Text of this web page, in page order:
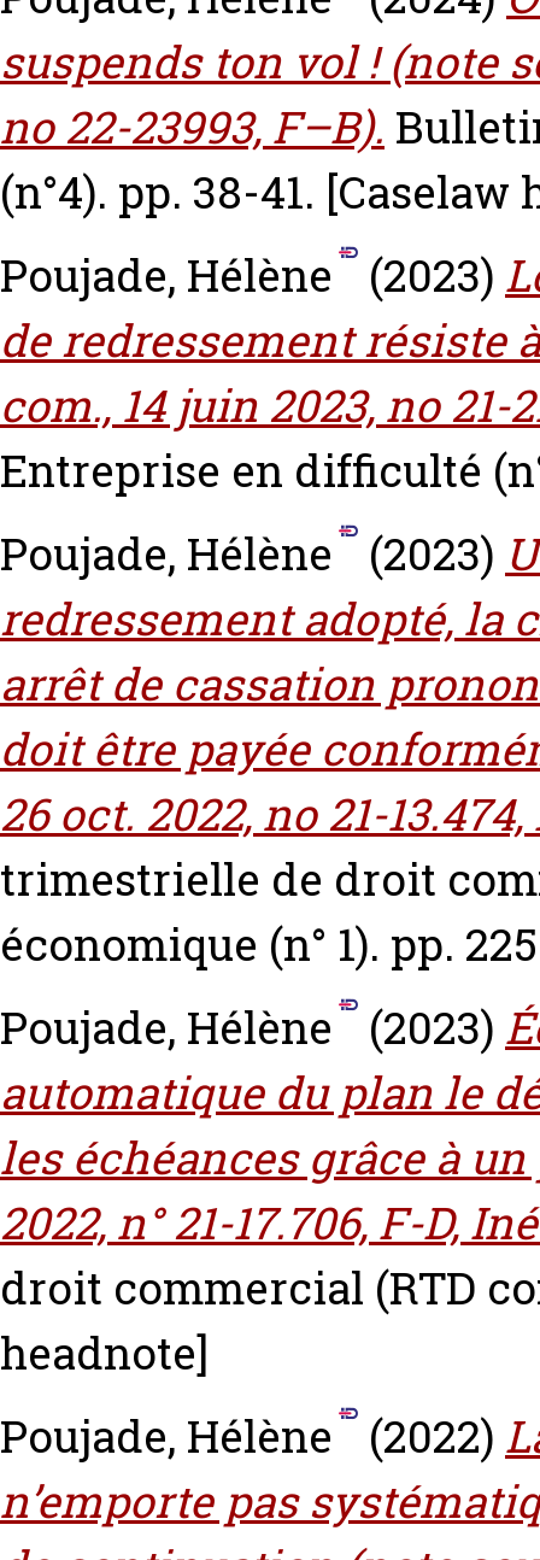
suspends ton vol ! (note
no 22-23993, F–B).
(n°4). pp. 38-41. [Caselaw
Poujade, Hélène
(2023)
de redressement résiste
com., 14 juin 2023, no 21-
Entreprise en difficulté
Poujade, Hélène
(2023)
redressement adopté, la
arrêt de cassation
doit être payée
26 oct. 2022, no 21-13.474,
trimestrielle de droit
économique (n° 1). pp.
Poujade, Hélène
(2023)
automatique du plan le
les échéances grâce à un
2022, n° 21-17.706, F-D,
droit commercial (RTD
headnote]
Poujade, Hélène
(2022)
n’emporte pas